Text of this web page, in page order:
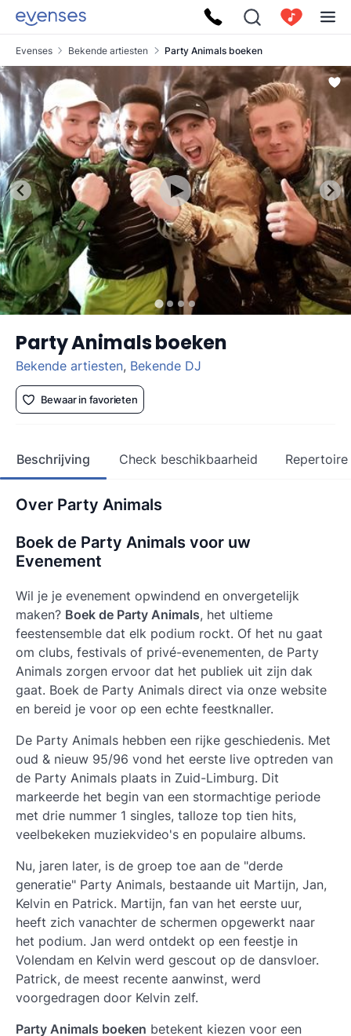
Evenses Bekende artiesten Party Animals boeken
Party Animals boeken
Bekende artiesten, Bekende DJ
Bewaar in favorieten
Beschrijving Check beschikbaarheid Repertoire
Over Party Animals
Boek de Party Animals voor uw
Evenement
Wil je je evenement opwindend en onvergetelijk
maken? Boek de Party Animals, het ultieme
feestensemble dat elk podium rockt. Of het nu gaat
om clubs, festivals of privé-evenementen, de Party
Animals zorgen ervoor dat het publiek uit zijn dak
gaat. Boek de Party Animals direct via onze website
en bereid je voor op een echte feestknaller.
De Party Animals hebben een rijke geschiedenis. Met
oud & nieuw 95/96 vond het eerste live optreden van
de Party Animals plaats in Zuid-Limburg. Dit
markeerde het begin van een stormachtige periode
met drie nummer 1 singles, talloze top tien hits,
veelbekeken muziekvideo's en populaire albums.
Nu, jaren later, is de groep toe aan de "derde
generatie" Party Animals, bestaande uit Martijn, Jan,
Kelvin en Patrick. Martijn, fan van het eerste uur,
heeft zich vanachter de schermen opgewerkt naar
het podium. Jan werd ontdekt op een feestje in
Volendam en Kelvin werd gescout op de dansvloer.
Patrick, de meest recente aanwinst, werd
voorgedragen door Kelvin zelf.
Party Animals boeken betekent kiezen voor een